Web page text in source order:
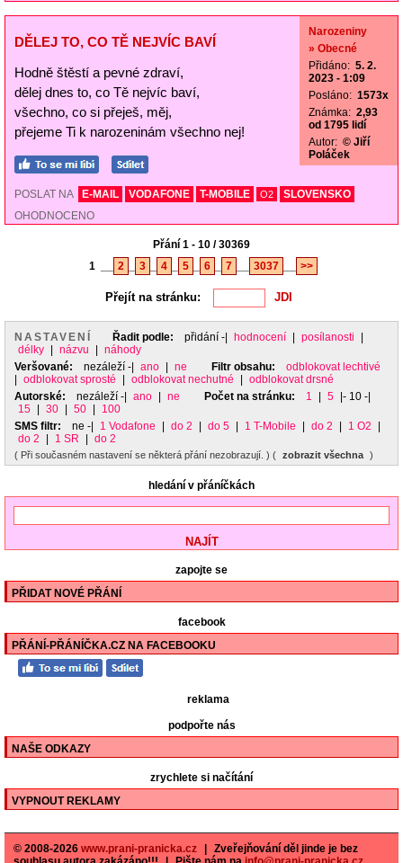
DĚLEJ TO, CO TĚ NEJVÍC BAVÍ
Hodně štěstí a pevné zdraví,
dělej dnes to, co Tě nejvíc baví,
všechno, co si přeješ, měj,
přejeme Ti k narozeninám všechno nej!
Narozeniny
» Obecné
Přidáno: 5. 2.
2023 - 1:09
Posláno: 1573x
Známka: 2,93
od 1795 lidí
Autor: © Jiří
Poláček
POSLAT NA E-MAIL VODAFONE T-MOBILE O2
SLOVENSKO
OHODNOCENO
Přání 1 - 10 / 30369
1
2 3 4 5 6 7 3037 >>
Přejít na stránku:
NASTAVENÍ Řadit podle: přidání -| hodnocení posílanosti
délky
názvu
náhody
Veršované:
nezáleží -| ano ne Filtr obsahu:
odblokovat lechtivé
odblokovat sprosté odblokovat nechutné
odblokovat drsné
Autorské:
nezáleží -| ano ne Počet na stránku: 1 5
|- 10 -|
15
30 50
100
SMS filtr:
ne -| 1 Vodafone do 2 do 5 1 T-Mobile do 2 1 O2
do 2
1 SR do 2
( Při současném nastavení se některá přání nezobrazují. ) ( zobrazit všechna )
hledání v přáníčkách
zapojte se
PŘIDAT NOVÉ PŘÁNÍ
facebook
PŘÁNÍ-PŘÁNÍČKA.CZ NA FACEBOOKU
reklama
podpořte nás
NAŠE ODKAZY
zrychlete si načítání
VYPNOUT REKLAMY
© 2008-2026 www.prani-pranicka.cz
Zveřejňování děl jinde je bez